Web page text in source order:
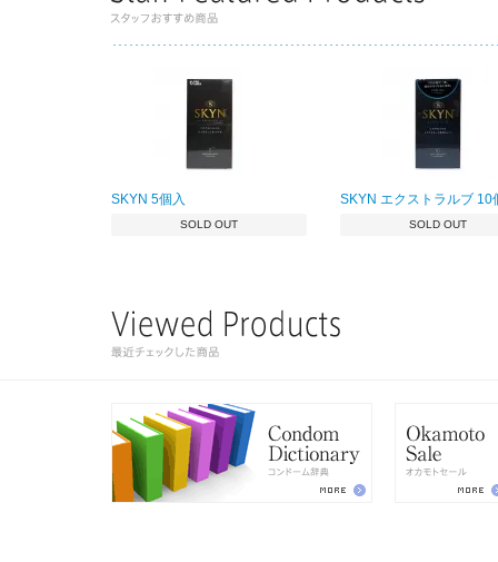
SKYN 5個入
SOLD OUT
SKYN エクストラルブ 10
SOLD OUT